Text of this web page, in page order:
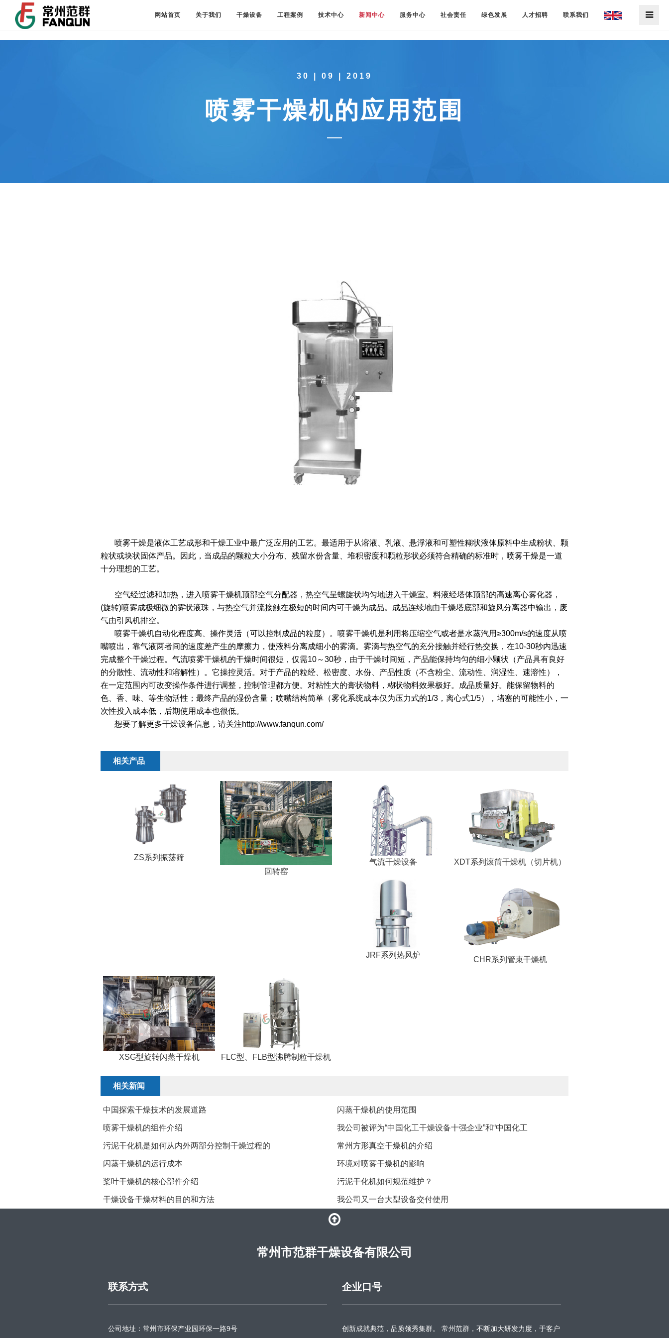
网站首页 关于我们 干燥设备 工程案例 技术中心 新闻中心 服务中心 社会责任 绿色发展 人才招聘 联系我们
30 | 09 | 2019
喷雾干燥机的应用范围
喷雾干燥是液体工艺成形和干燥工业中最广泛应用的工艺。最适用于从溶液、乳液、悬浮液和可塑性糊状液体原料中生成粉状、颗
粒状或块状固体产品。因此，当成品的颗粒大小分布、残留水份含量、堆积密度和颗粒形状必须符合精确的标准时，喷雾干燥是一道
十分理想的工艺。
空气经过滤和加热，进入喷雾干燥机顶部空气分配器，热空气呈螺旋状均匀地进入干燥室。料液经塔体顶部的高速离心雾化器，
(旋转)喷雾成极细微的雾状液珠，与热空气并流接触在极短的时间内可干燥为成品。成品连续地由干燥塔底部和旋风分离器中输出，废
气由引风机排空。
喷雾干燥机自动化程度高、操作灵活（可以控制成品的粒度）。喷雾干燥机是利用将压缩空气或者是水蒸汽用≥300m/s的速度从喷
嘴喷出，靠气液两者间的速度差产生的摩擦力，使液料分离成细小的雾滴。雾滴与热空气的充分接触并经行热交换，在10-30秒内迅速
完成整个干燥过程。气流喷雾干燥机的干燥时间很短，仅需10～30秒，由于干燥时间短，产品能保持均匀的细小颗状（产品具有良好
的分散性、流动性和溶解性）。它操控灵活。对于产品的粒经、松密度、水份、产品性质（不含粉尘、流动性、润湿性、速溶性），
在一定范围内可改变操作条件进行调整，控制管理都方便。对粘性大的膏状物料，糊状物料效果极好。成品质量好。能保留物料的
色、香、味、等生物活性；最终产品的湿份含量；喷嘴结构简单（雾化系统成本仅为压力式的1/3，离心式1/5），堵塞的可能性小，一
次性投入成本低，后期使用成本也很低。
想要了解更多干燥设备信息，请关注http://www.fanqun.com/
相关产品
ZS系列振荡筛
回转窑
气流干燥设备 XDT系列滚筒干燥机（切片机）
JRF系列热风炉
CHR系列管束干燥机
XSG型旋转闪蒸干燥机 FLC型、FLB型沸腾制粒干燥机
相关新闻
中国探索干燥技术的发展道路 闪蒸干燥机的使用范围
喷雾干燥机的组件介绍 我公司被评为“中国化工干燥设备十强企业”和“中国化工
污泥干化机是如何从内外两部分控制干燥过程的 常州方形真空干燥机的介绍
闪蒸干燥机的运行成本 环境对喷雾干燥机的影响
桨叶干燥机的核心部件介绍 污泥干化机如何规范维护？
干燥设备干燥材料的目的和方法 我公司又一台大型设备交付使用
常州市范群干燥设备有限公司
联系方式
公司地址：常州市环保产业园环保一路9号
企业口号
创新成就典范，品质领秀集群。 常州范群，不断加大研发力度，于客户